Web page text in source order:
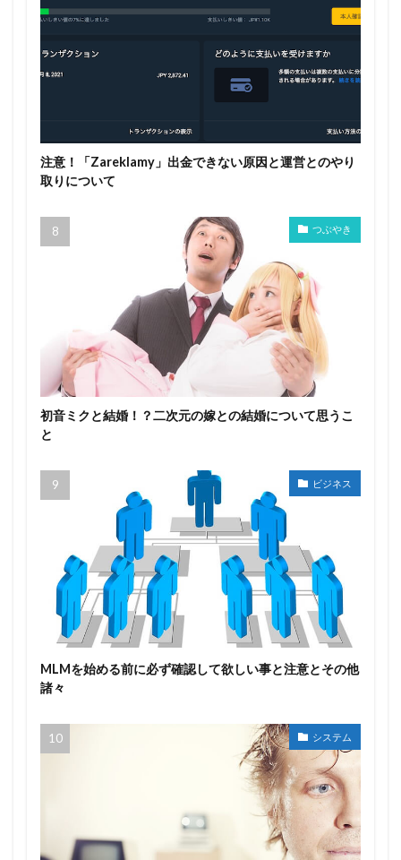
注意！「Zareklamy」出金できない原因と運営とのやり
取りについて
つぶやき
初音ミクと結婚！？二次元の嫁との結婚について思うこ
と
ビジネス
MLMを始める前に必ず確認して欲しい事と注意とその他
諸々
システム